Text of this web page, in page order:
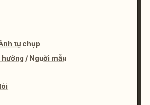
tự chụp
hưởng / Người mẫu